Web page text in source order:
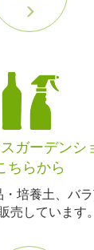
ガーデンシ
ちらから
培養土、バ
売しています。